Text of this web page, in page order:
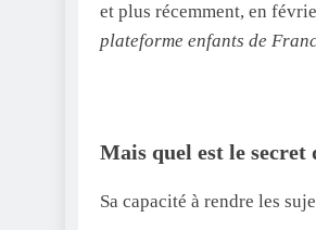
et plus récemment, en
plateforme enfants de
Mais quel est le secret
Sa capacité à rendre les